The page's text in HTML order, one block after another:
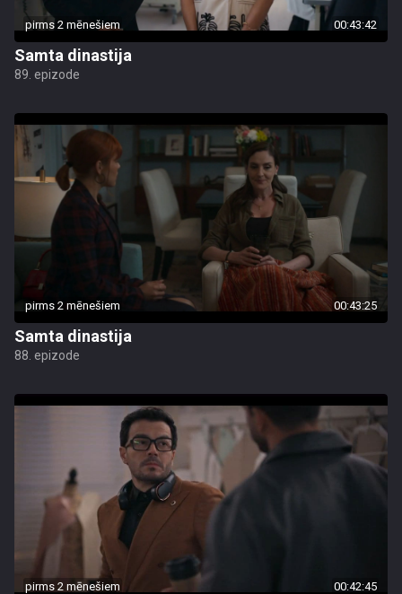
pirms 2 mēnešiem 00:43:42
Samta dinastija
89. epizode
pirms 2 mēnešiem 00:43:25
Samta dinastija
88. epizode
pirms 2 mēnešiem 00:42:45